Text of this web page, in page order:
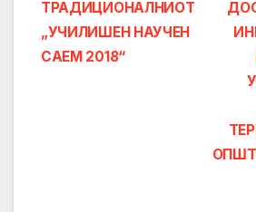
navigation
ТРАДИЦИОНАЛНИОТ
„УЧИЛИШЕН НАУЧЕН
САЕМ 2018“